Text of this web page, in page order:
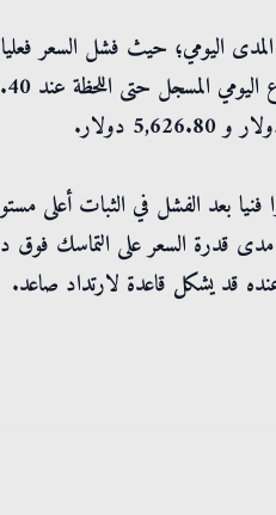
اليومي؛ حيث فشل السعر فعليا
قد يشكل قاعدة لارتداد صاعد.